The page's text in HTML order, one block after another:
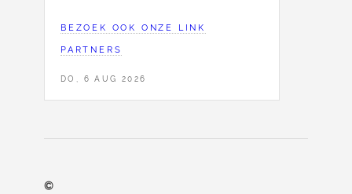
BEZOEK OOK ONZE LINK
PARTNERS
DO, 6 AUG 2026
©